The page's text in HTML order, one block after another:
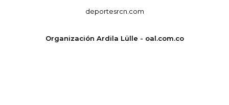
deportesrcn.com
Organización Ardila Lülle - oal.com.co